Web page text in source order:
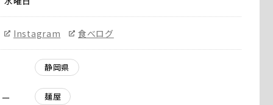
Instagram 食べログ
静岡県
麺屋